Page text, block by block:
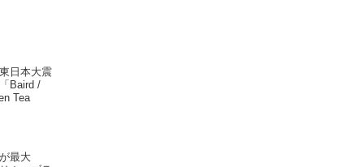
日本大震
Baird /
Tea
最大